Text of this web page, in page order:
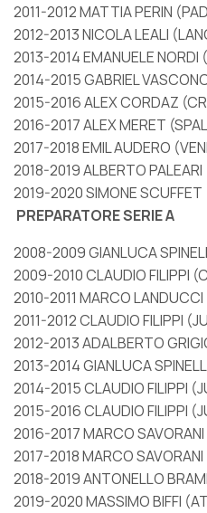
2011-2012 MATTIA PERIN
2012-2013 NICOLA LEALI
2013-2014 EMANUELE NORDI
2014-2015 GABRIEL
2015-2016 ALEX CORDAZ
2016-2017 ALEX MERET
2017-2018 EMIL AUDERO
2018-2019 ALBERTO
2019-2020 SIMONE SCUFFET
PREPARATORE SERIE A
2008-2009 GIANLUCA
2009-2010 CLAUDIO FILIPPI
2010-2011 MARCO
2011-2012 CLAUDIO FILIPPI
2012-2013 ADALBERTO
2013-2014 GIANLUCA
2014-2015 CLAUDIO FILIPPI
2015-2016 CLAUDIO FILIPPI
2016-2017 MARCO
2017-2018 MARCO
2018-2019 ANTONELLO
2019-2020 MASSIMO BIFFI